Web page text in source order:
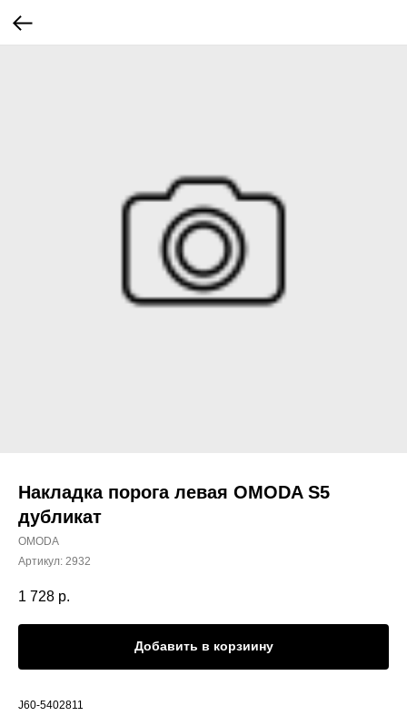
Накладка порога левая OMODA S5
дубликат
OMODA
Артикул: 2932
1 728 р.
Добавить в корзиину
J60-5402811